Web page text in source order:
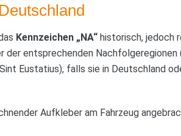
Kennzeichen „NA“ historisch, jedoch
der entsprechenden Nachfolgeregionen
Eustatius), falls sie in Deutschland
Aufkleber am Fahrzeug